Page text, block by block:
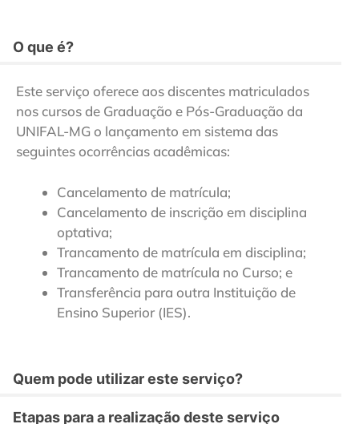
O que é?
Este serviço oferece aos discentes matriculados
nos cursos de Graduação e Pós-Graduação da
UNIFAL-MG o lançamento em sistema das
seguintes ocorrências acadêmicas:
Cancelamento de matrícula;
Cancelamento de inscrição em disciplina
optativa;
Trancamento de matrícula em disciplina;
Trancamento de matrícula no Curso; e
Transferência para outra Instituição de
Ensino Superior (IES).
Quem pode utilizar este serviço?
Etapas para a realização deste serviço